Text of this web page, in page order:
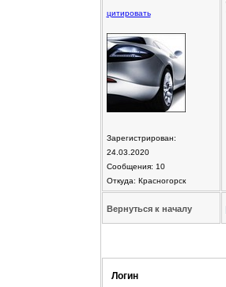
цитировать
Зарегистрирован:
24.03.2020
Сообщения: 10
Откуда: Красногорск
Вернуться к началу
Логин